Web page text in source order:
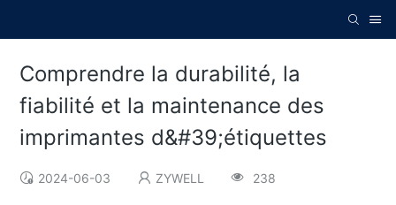
Comprendre la durabilité, la
fiabilité et la maintenance des
imprimantes d&#39;étiquettes
2024-06-03 ZYWELL 238